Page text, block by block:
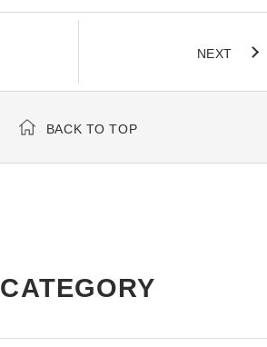
NEXT
BACK TO TOP
CATEGORY